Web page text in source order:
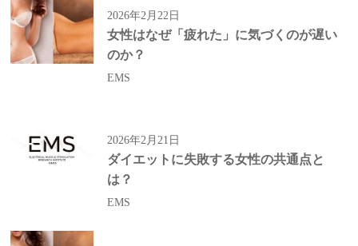
2026年2月22日
女性はなぜ「疲れた」に気づくのが遅い
のか？
EMS
2026年2月21日
ダイエットに失敗する女性の共通点と
は？
EMS